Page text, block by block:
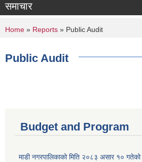
समाचार
You are here
Home » Reports » Public Audit
Public Audit
Budget and Program
माडी नगरपालिकाको मिति २०८३ असार १०